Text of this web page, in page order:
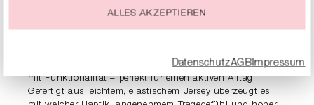
PRODUKTDETAILS
Das sportive RIANI Zip-Poloshirt verbindet modernen Chic
mit Funktionalität – perfekt für einen aktiven Alltag.
Gefertigt aus leichtem, elastischem Jersey überzeugt es
ALLES AKZEPTIEREN
DatenschutzAGBImpressum